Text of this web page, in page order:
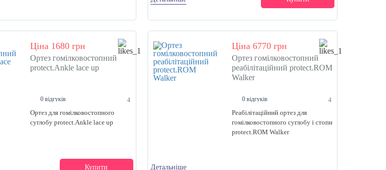
Ціна 1680 грн
Ортез гомілковостопний
protect.Ankle lace up
0 відгуків 4
Ортез для гомілковостопного
суглобу protect.Ankle lace up
Купити
Ціна 6770 грн
Ортез гомілковостопний
реабілітаційний protect.ROM
Walker
0 відгуків 4
Реабілітаційний ортез для
гомілковостопного суглобу і стопи
protect.ROM Walker
Детальніше